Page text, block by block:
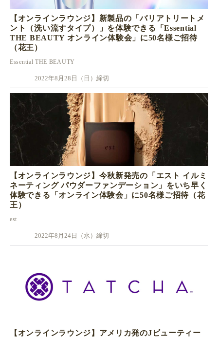
【オンラインラウンジ】新製品の「バリアトリートメ
ント（洗い流すタイプ）」を体験できる「Essential
THE BEAUTY オンライン体験会」に50名様ご招待
（花王）
Essential THE BEAUTY
2022年8月28日（日）締切
【オンラインラウンジ】今秋新発売の「エスト イルミ
ネーティング パウダーファンデーション」をいち早く
体験できる「オンライン体験会」に50名様ご招待（花
王）
est
2022年8月24日（水）締切
【オンラインラウンジ】アメリカ発のJビューティー